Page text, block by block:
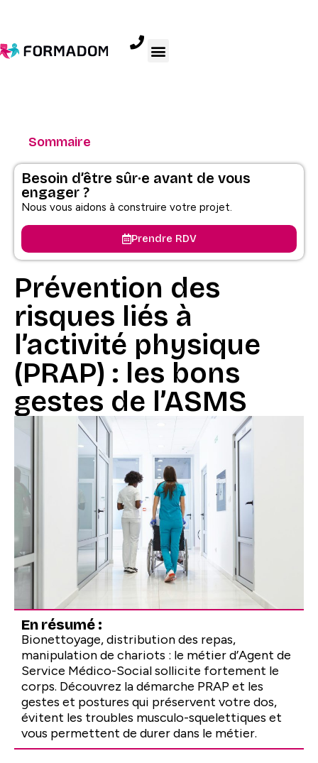
Sommaire
Besoin d’être sûr·e avant de vous
engager ?
Nous vous aidons à construire votre projet.
Prendre RDV
Prévention des
risques liés à
l’activité physique
(PRAP) : les bons
gestes de l’ASMS
En résumé :
Bionettoyage, distribution des repas,
manipulation de chariots : le métier d’Agent de
Service Médico-Social sollicite fortement le
corps. Découvrez la démarche PRAP et les
gestes et postures qui préservent votre dos,
évitent les troubles musculo-squelettiques et
vous permettent de durer dans le métier.